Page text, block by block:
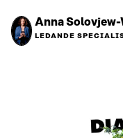
Anna
LEDANDE